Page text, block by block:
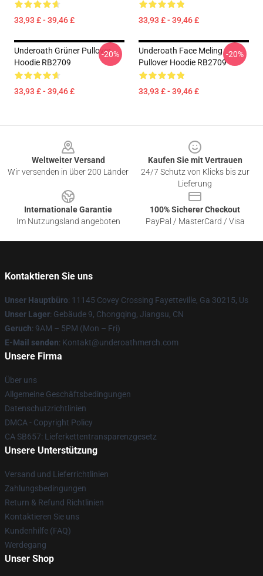
33,93 £ - 39,46 £ 33,93 £ - 39,46 £
Underoath Grüner Pullover
Hoodie RB2709
33,93 £ - 39,46 £
-20%
Underoath Face Meling
Pullover Hoodie RB2709
33,93 £ - 39,46 £
-20%
Weltweiter Versand
Wir versenden in über 200 Länder
Kaufen Sie mit Vertrauen
24/7 Schutz von Klicks bis zur
Lieferung
Internationale Garantie
Im Nutzungsland angeboten
100% Sicherer Checkout
PayPal / MasterCard / Visa
Kontaktieren Sie uns
Unser Hauptbüro: 11145 Covey Crossing Fayetteville, Ga 30215, Us
Unser Lager: Gebäude 9, Chongqing, Jiangsu, CN
Geruch: 9AM – 5PM (Mon – Fri)
E-Mail senden: Kontakt@underoathmerch.com
Unsere Firma
Über uns
Allgemeine Geschäftsbedingungen
Datenschutzrichtlinien
DMCA - Copyright Policy
CA SB657: Lieferkettentransparenzgesetz
Unsere Unterstützung
Versand und Lieferrichtlinien
Zahlungsbedingungen
Return & Refund Richtlinien
Kontaktieren Sie uns
Kundenhilfe (FAQ)
Werdegang
Unser Shop